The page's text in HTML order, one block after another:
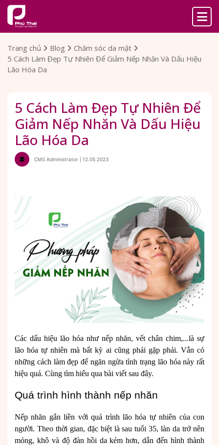
Trang chủ Blog
Chăm sóc da mặt
5 Cách Làm Đẹp Tự Nhiên Để Giảm Nếp Nhăn Và Dấu Hiệu
Lão Hóa Da
5 Cách Làm Đẹp Tự Nhiên Để
Giảm Nếp Nhăn Và Dấu Hiệu
Lão Hóa Da
CMS Administrator | 12.05.2023
Các dấu hiệu lão hóa như nếp nhăn, vết chân chim,...là sự
lão hóa tự nhiên mà bất kỳ ai cũng phải gặp phải. Vẫn có
những cách làm đẹp để ngăn ngừa tình trạng lão hóa này rất
hiệu quả. Cùng tìm hiểu qua bài viết sau đây.
Quá trình hình thành nếp nhăn
Nếp nhăn gắn liền với quá trình lão hóa tự nhiên của con
người. Theo thời gian, đặc biệt là sau tuổi 35, làn da trở nên
mỏng, khô và độ đàn hồi da kém hơn, dẫn đến hình thành